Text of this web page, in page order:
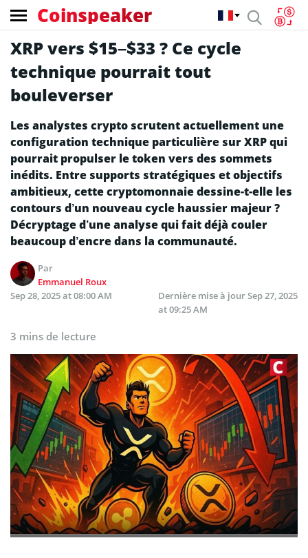
Coinspeaker
XRP vers $15–$33 ? Ce cycle
technique pourrait tout
bouleverser
Les analystes crypto scrutent actuellement une
configuration technique particulière sur XRP qui
pourrait propulser le token vers des sommets
inédits. Entre supports stratégiques et objectifs
ambitieux, cette cryptomonnaie dessine-t-elle les
contours d’un nouveau cycle haussier majeur ?
Décryptage d’une analyse qui fait déjà couler
beaucoup d’encre dans la communauté.
Par
Emmanuel Roux
Sep 28, 2025 at 08:00 AM
Dernière mise à jourSep 27, 2025
at 09:25 AM
3 mins de lecture